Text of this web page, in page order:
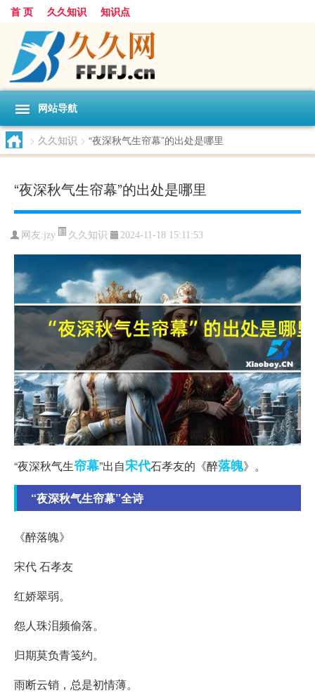
首 页 久久知识 知识点
网站导航
> 久久知识 > “夜深秋气生帘幕”的出处是哪里
“夜深秋气生帘幕”的出处是哪里
网友:jzy 久久知识 2024-11-18 15:11:53
“夜深秋气生帘幕”出自宋代石孝友的《醉落魄》。
“夜深秋气生帘幕”全诗
《醉落魄》
宋代 石孝友
红娇翠弱。
怨人珠泪频偷落。
归期莫负青笺约。
雨断云销，总是初情薄。